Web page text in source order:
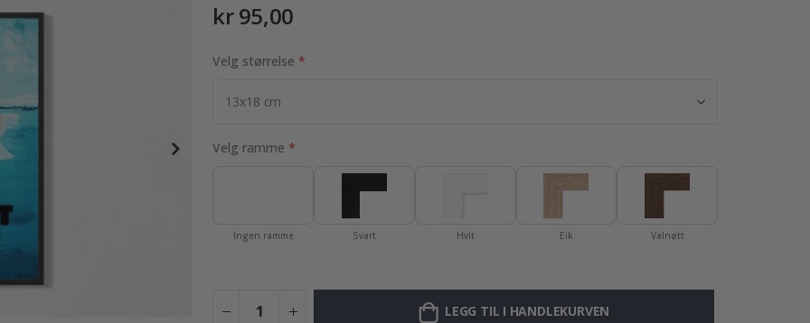
95,00 Kr
kr 95,00
Velg størrelse
Velg ramme
Ingen ramme Svart Hvit Eik Valnøtt
LEGG TIL I HANDLEKURVEN